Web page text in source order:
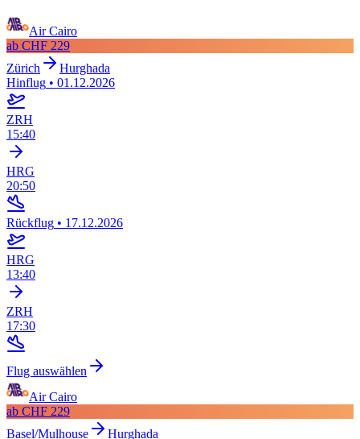
Air Cairo
ab CHF 229
Zürich
Hurghada
Hinflug • 01.12.2026
ZRH
15:40
HRG
20:50
Rückflug • 17.12.2026
HRG
13:40
ZRH
17:30
Flug auswählen
Air Cairo
ab CHF 229
Basel/Mulhouse
Hurghada